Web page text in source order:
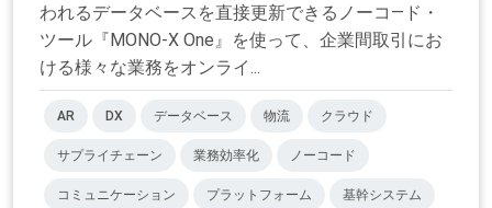
われるデータベースを直接更新できるノーコ―ド・
ツール『MONO-X One』を使って、企業間取引にお
ける様々な業務をオンライ...
AR DX データベース 物流 クラウド
サプライチェーン 業務効率化 ノーコード
コミュニケーション プラットフォーム 基幹システム